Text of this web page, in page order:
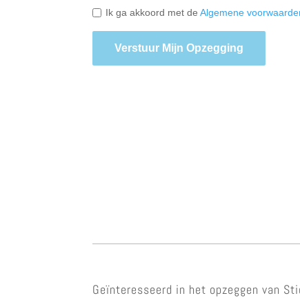
Ik ga akkoord met deAlgemene
Verstuur Mijn Opzegging
Geïnteresseerd in het opzeggen van